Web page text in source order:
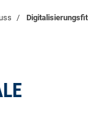
Digitalisierungsfit